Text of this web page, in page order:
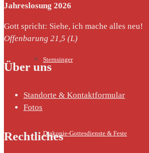
Sternsinger
Diakonie-Gottesdienste & Feste
Jahreslosung 2026
Gott spricht: Siehe, ich mache alles neu!
Offenbarung 21,5 (L)
Über uns
Standorte & Kontaktformular
Fotos
Rechtliches